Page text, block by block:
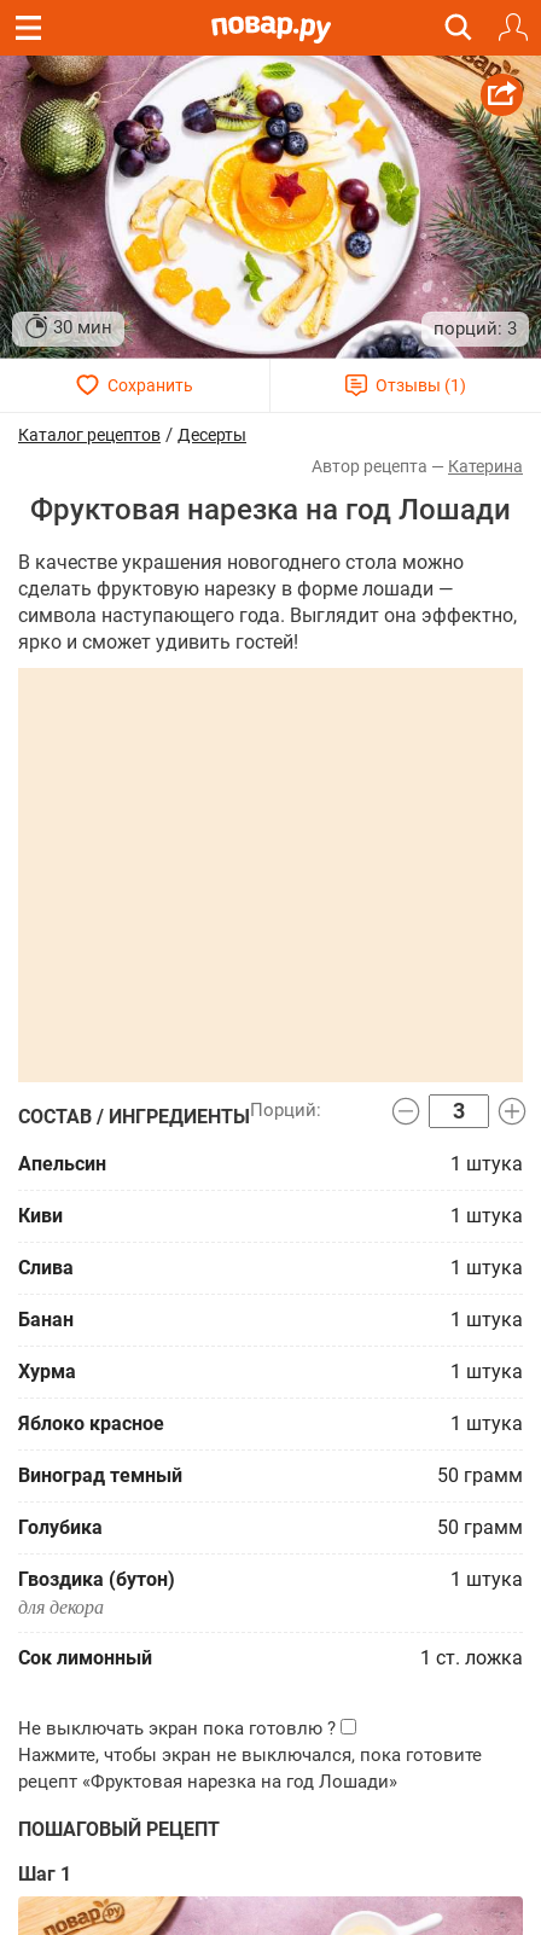
30 мин 3
Каталог рецептов / Десерты
Катерина
Фруктовая нарезка на год Лошади
В качестве украшения новогоднего стола можно
сделать фруктовую нарезку в форме лошади —
символа наступающего года. Выглядит она эффектно,
ярко и сможет удивить гостей!
СОСТАВ / ИНГРЕДИЕНТЫ
Апельсин 1 штука
Киви 1 штука
Слива 1 штука
Банан 1 штука
Хурма 1 штука
Яблоко красное 1 штука
Виноград темный 50 грамм
Голубика 50 грамм
Гвоздика (бутон) 1 штука
для декора
Сок лимонный 1 ст. ложка
ПОШАГОВЫЙ РЕЦЕПТ
Шаг 1